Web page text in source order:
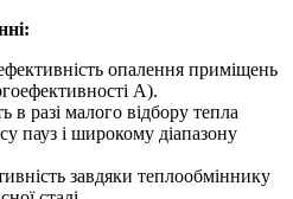
опалення приміщень
А).
в разі малого відбору тепла
пауз і широкому діапазону
завдяки теплообміннику